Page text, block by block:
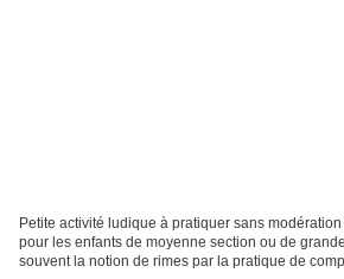
Petite activité ludique à pratiquer sans
pour les enfants de moyenne section ou de
souvent la notion de rimes par la pratique de